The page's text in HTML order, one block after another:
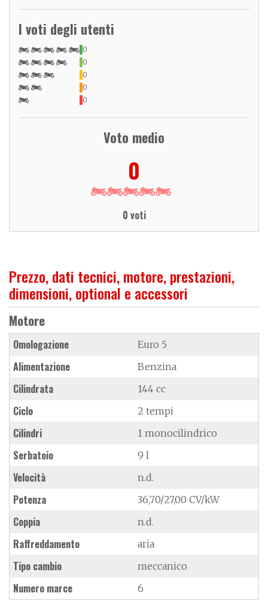
I voti degli utenti
0
0
0
0
0
Voto medio
0
0 voti
Prezzo, dati tecnici, motore, prestazioni,
dimensioni, optional e accessori
Motore
Omologazione Euro 5
Alimentazione Benzina
Cilindrata 144 cc
Ciclo 2 tempi
Cilindri 1 monocilindrico
Serbatoio 9 l
Velocità n.d.
Potenza 36,70/27,00 CV/kW
Coppia n.d.
Raffreddamento aria
Tipo cambio meccanico
Numero marce 6